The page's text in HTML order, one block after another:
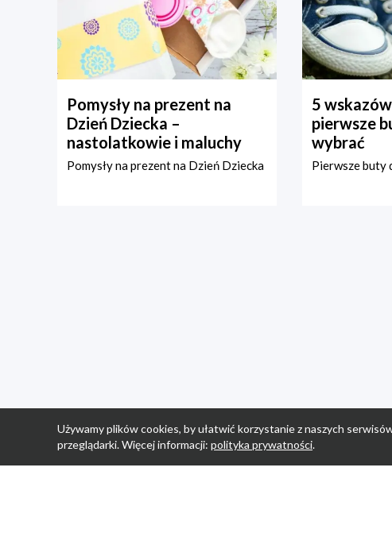
Pomysły na prezent na
Dzień Dziecka –
nastolatkowie i maluchy
Pomysły na prezent na Dzień Dziecka
5
pierwsze
wybrać
Pierwsze buty
Używamy plików cookies, by ułatwić korzystanie z naszych
przeglądarki. Więcej informacji: polityka prywatności.